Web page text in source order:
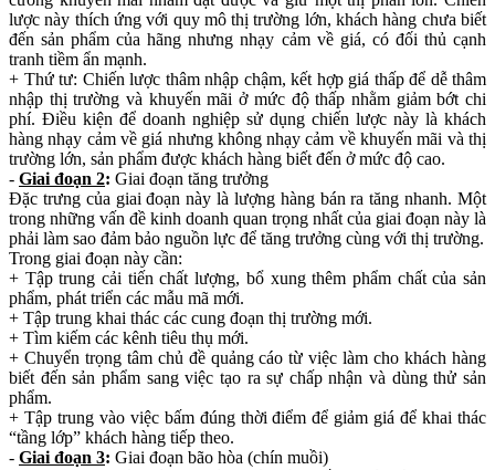
lược này thích ứng với quy mô thị trường lớn, khách hàng chưa biết
đến sản phẩm của hãng nhưng nhạy cảm về giá, có đối thủ cạnh
tranh tiềm ẩn mạnh.
+ Thứ tư: Chiến lược thâm nhập chậm, kết hợp giá thấp để dễ thâm
nhập thị trường và khuyến mãi ở mức độ thấp nhằm giảm bớt chi
phí. Điều kiện để doanh nghiệp sử dụng chiến lược này là khách
hàng nhạy cảm về giá nhưng không nhạy cảm về khuyến mãi và thị
trường lớn, sản phẩm được khách hàng biết đến ở mức độ cao.
- Giai đoạn 2: Giai đoạn tăng trưởng
Đặc trưng của giai đoạn này là lượng hàng bán ra tăng nhanh. Một
trong những vấn đề kinh doanh quan trọng nhất của giai đoạn này là
phải làm sao đảm bảo nguồn lực để tăng trưởng cùng với thị trường.
Trong giai đoạn này cần:
+ Tập trung cải tiến chất lượng, bổ xung thêm phẩm chất của sản
phẩm, phát triển các mẫu mã mới.
+ Tập trung khai thác các cung đoạn thị trường mới.
+ Tìm kiếm các kênh tiêu thụ mới.
+ Chuyển trọng tâm chủ đề quảng cáo từ việc làm cho khách hàng
biết đến sản phẩm sang việc tạo ra sự chấp nhận và dùng thử sản
phẩm.
+ Tập trung vào việc bấm đúng thời điểm để giảm giá để khai thác
“tầng lớp” khách hàng tiếp theo.
- Giai đoạn 3: Giai đoạn bão hòa (chín muồi)